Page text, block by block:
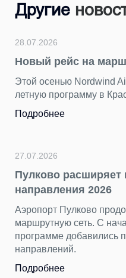
Другие
28.07.2026
Новый рейс на
Этой осенью Nordwind
летную программу в
Подробнее
27.07.2026
Пулково
направления 2026
Аэропорт Пулково
маршрутную сеть. С
программе добавились
направлений.
Подробнее